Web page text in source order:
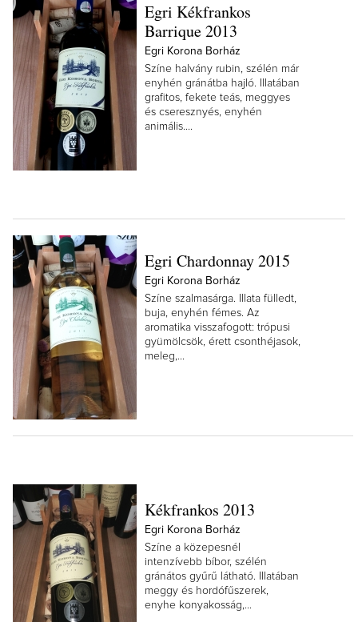
Egri Kékfrankos
Barrique 2013
Egri Korona Borház
Színe halvány rubin, szélén már
enyhén gránátba hajló. Illatában
grafitos, fekete teás, meggyes
és cseresznyés, enyhén
animális....
Egri Chardonnay 2015
Egri Korona Borház
Színe szalmasárga. Illata fülledt,
buja, enyhén fémes. Az
aromatika visszafogott: trópusi
gyümölcsök, érett csonthéjasok,
meleg,...
Kékfrankos 2013
Egri Korona Borház
Színe a közepesnél
intenzívebb bíbor, szélén
gránátos gyűrű látható. Illatában
meggy és hordófűszerek,
enyhe konyakosság,...